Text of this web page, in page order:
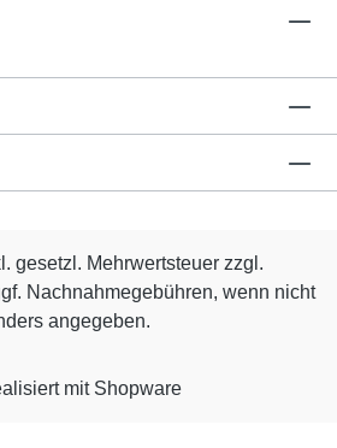
gesetzl. Mehrwertsteuer zzgl.
Nachnahmegebühren, wenn nicht
angegeben.
mit Shopware